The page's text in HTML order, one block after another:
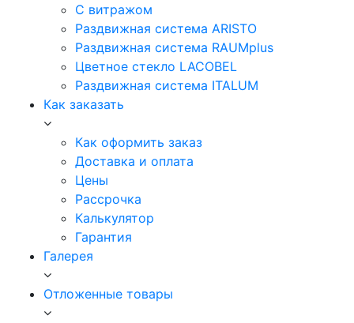
C витражом
Раздвижная система ARISTO
Раздвижная система RAUMplus
Цветное стекло LACOBEL
Раздвижная система ITALUM
Как заказать
Как оформить заказ
Доставка и оплата
Цены
Рассрочка
Калькулятор
Гарантия
Галерея
Отложенные товары